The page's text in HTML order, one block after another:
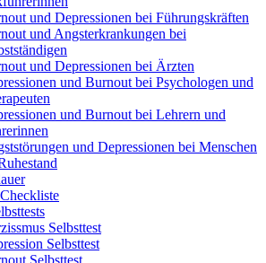
und Depressionen bei Führungskräften
und Angsterkrankungen bei
und Depressionen bei Ärzten
und Burnout bei Psychologen und
und Burnout bei Lehrern und
und Depressionen bei Menschen
Selbsttest
Selbsttest
Selbsttest